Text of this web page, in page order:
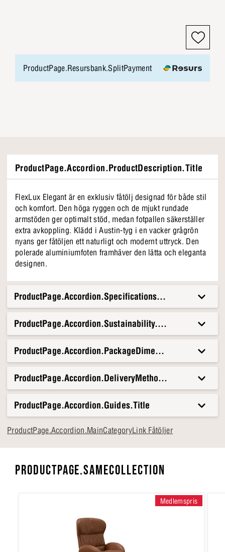
ProductPage.Resursbank.SplitPayment
ProductPage.Accordion.ProductDescription.Title
FlexLux Elegant är en exklusiv fåtölj designad för både stil
och komfort. Den höga ryggen och de mjukt rundade
armstöden ger optimalt stöd, medan fotpallen säkerställer
extra avkoppling. Klädd i Austin-tyg i en vacker grågrön
nyans ger fåtöljen ett naturligt och modernt uttryck. Den
polerade aluminiumfoten framhäver den lätta och eleganta
designen.
ProductPage.Accordion.Specifications.Title
ProductPage.Accordion.Sustainability.Title
ProductPage.Accordion.DeliveryMethods.Title
ProductPage.Accordion.Guides.Title
ProductPage.Accordion.MainCategoryLink Fåtöljer
PRODUCTPAGE.SAMECOLLECTION
Medlemspris